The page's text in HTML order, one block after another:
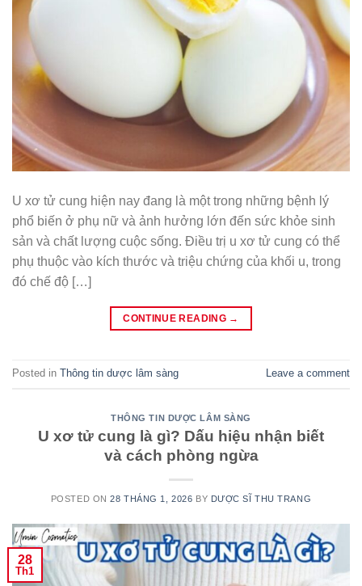
U xơ tử cung hiện nay đang là một trong những bệnh lý
phổ biến ở phụ nữ và ảnh hưởng lớn đến sức khỏe sinh
sản và chất lượng cuộc sống. Điều trị u xơ tử cung có thể
phụ thuộc vào kích thước và triệu chứng của khối u, trong
đó chế độ […]
CONTINUE READING →
Posted in Thông tin dược lâm sàng Leave a comment
THÔNG TIN DƯỢC LÂM SÀNG
U xơ tử cung là gì? Dấu hiệu nhận biết
và cách phòng ngừa
POSTED ON28 THÁNG 1, 2026 BY DƯỢC SĨ THU TRANG
28
Th1